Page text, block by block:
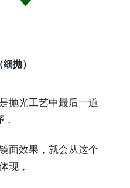
抛）
抛光工艺中最后一道
面效果，就会从这个
现，